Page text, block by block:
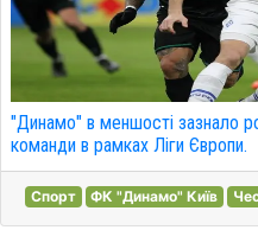
"Динамо" в меншості зазнало
команди в рамках Ліги Європи.
Спорт ФК "Динамо" Київ